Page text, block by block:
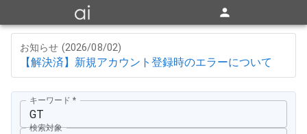
お知らせ (2026/08/02)
【解決済】新規アカウント登録時のエラーについて
キーワード *
検索対象